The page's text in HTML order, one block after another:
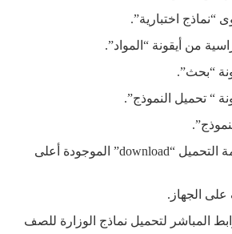
“نماذج اختبارية”.
من أيقونة “المواد”.
“بحث”.
“ تحميل النموذج”.
اضغط على علامة التحميل “download” الموجودة أعلى
الجهاز.
المباشر لتحميل نماذج الوزارة للصف